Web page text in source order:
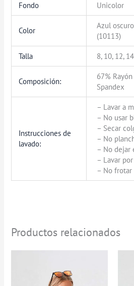
Fondo Unicolor
Color
Azul
(10113)
Talla 8, 10, 12,
Composición:
67%
Spandex
Instrucciones de
lavado:
– Lavar a
– No usar
– Secar
– No
– No dejar
– Lavar
– No frotar
Productos relacionados
precios:
desde